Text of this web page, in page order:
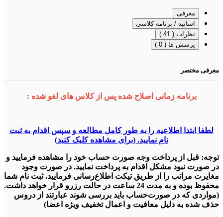
معرفی
اساتید / برنامه کلاسی
نظرات ( 41 )
پرسش ها ( 0 )
معرفی مختصر
برنامه زمانی اصلاح شده پس از کلاس های لغو شده :
لطفا ابتدا اطلاعیه را به طور کامل مطالعه و سپس اقدام به ثبت
نام نمایید. (برای مشاهده کلیک کنید)
توجه: قبل از پرداخت وجه صورت حساب خود را مشاهده فرمایید و
در صورت نبود مشکل اقدام به پرداخت نمایید. در صورت وجود
مغایرت مراتب را از طریق تیکت اطلاع‌رسانی فرمایید. ثبت نام شما
محفوظ بوده و به مدت 24 ساعت در حالت رزرو قرار خواهد داشت.
(مواردی که در صورت‌حساب باید بررسی شوند عبارتند از دروس
حذف شده به دلیل معافیت و اعمال تخفیف ویژه اعضا)